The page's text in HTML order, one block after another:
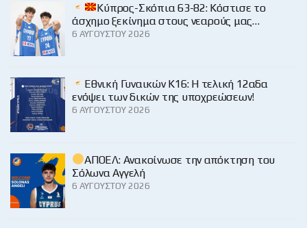
Κύπρος-Σκόπια 63-82: Κόστισε το
άσχημο ξεκίνημα στους νεαρούς μας…
6 ΑΥΓΟΎΣΤΟΥ 2026
Εθνική Γυναικών Κ16: Η τελική 12αδα
ενόψει των δικών της υποχρεώσεων!
6 ΑΥΓΟΎΣΤΟΥ 2026
ΑΠΟΕΛ: Ανακοίνωσε την απόκτηση του
Σόλωνα Αγγελή
6 ΑΥΓΟΎΣΤΟΥ 2026